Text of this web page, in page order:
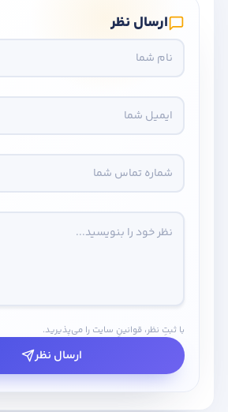
ارسال نظر
با ثبتِ نظر، قوانینِ سایت را می‌پذیرید.
ارسال نظر